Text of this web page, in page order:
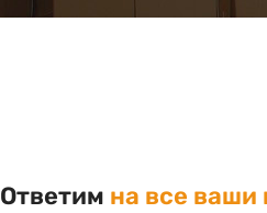
Ответим на все ваши